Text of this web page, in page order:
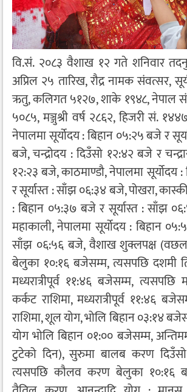
वि.सं. २०८३ वैशाख १२ गते शनिवार
अप्रिल २५ तारिख, रौद्र नामक संवत्सर,
ऋतु, कलिगत ५१२७, शाके १९४८, नेपाल सं.
५०८५, मञ्जुश्री वर्ष २८६२, हिजरी सं.
नेपालमा सूर्योदय : बिहान ०५:२५ बजे र
बजे, चन्द्रोदय : दिउँसो १२:४२ बजे र
१२:२३ बजे, काठमाण्डौ, नेपालमा सूर्योदय
र सूर्यास्त : साँझ ०६:३४ बजे, पोखरा,
: बिहान ०५:३७ बजे र सूर्यास्त : साँझ
महाकाली, नेपालमा सूर्योदय : बिहान
साँझ ०६:५६ बजे, वैशाख शुक्लपक्ष
बेलुका १०:१६ बजेसम्म, त्यसपछि दशमी
मध्यरात्रीपूर्व ११:४६ बजेसम्म, त्यसपछि
कर्कट राशिमा, मध्यरात्रीपूर्व ११:४६
राशिमा, शूल योग, भोलि बिहान ०३:१४
योग भोलि बिहान ०१:०० बजेसम्म,
टुटेको दिन), सुरुमा बालब करण
त्यसपछि कौलव करण बेलुका १०:१६